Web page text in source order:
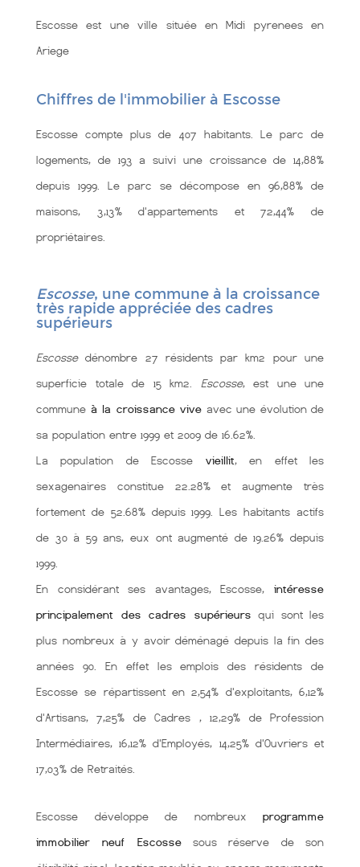
Escosse est une ville située en Midi pyrenees en
Ariege
Chiffres de l'immobilier à Escosse
Escosse compte plus de 407 habitants. Le parc de
logements, de 193 a suivi une croissance de 14,88%
depuis 1999. Le parc se décompose en 96,88% de
maisons, 3,13% d'appartements et 72,44% de
propriétaires.
Escosse, une commune à la croissance
très rapide appréciée des cadres
supérieurs
Escossedénombre 27 résidents par km2 pour une
superficie totale de 15 km2. Escosse, est une une
commune à la croissance vive avec une évolution de
sa population entre 1999 et 2009 de 16.62%.
La population de Escossevieillit, en effet les
sexagenaires constitue 22.28% et augmente très
fortement de 52.68% depuis 1999. Les habitants actifs
de 30 à 59 ans, eux ont augmenté de 19.26% depuis
1999.
En considérant ses avantages, Escosse, intéresse
principalement des cadres supérieurs qui sont les
plus nombreux à y avoir déménagé depuis la fin des
années 90. En effet les emplois des résidents de
Escosse se répartissent en 2,54% d'exploitants, 6,12%
d'Artisans, 7,25% de Cadres , 12,29% de Profession
Intermédiaires, 16,12% d'Employés, 14,25% d'Ouvriers et
17,03% de Retraités.
Escosse développe de nombreux programme
immobilier neuf Escossesous réserve de son